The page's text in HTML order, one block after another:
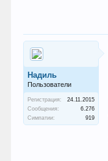
Надиль
Пользователи
Регистрация:
24.11.2015
Сообщения:
6.276
Симпатии:
919